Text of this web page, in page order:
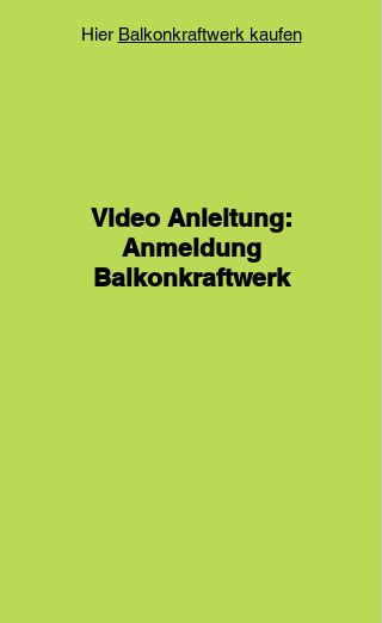
Hier Balkonkraftwerk kaufen
Video Anleitung:
Anmeldung
Balkonkraftwerk